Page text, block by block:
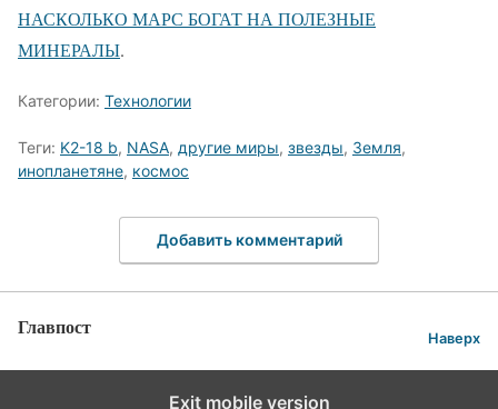
НАСКОЛЬКО МАРС БОГАТ НА ПОЛЕЗНЫЕ
МИНЕРАЛЫ.
Категории: Технологии
Теги: K2-18 b, NASA, другие миры, звезды, Земля,
инопланетяне, космос
Добавить комментарий
Главпост Наверх
Exit mobile version